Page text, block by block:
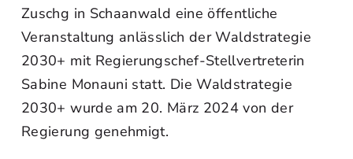
Zuschg in Schaanwald eine öffentliche
Veranstaltung anlässlich der Waldstrategie
2030+ mit Regierungschef-Stellvertreterin
Sabine Monauni statt. Die Waldstrategie
2030+ wurde am 20. März 2024 von der
Regierung genehmigt.